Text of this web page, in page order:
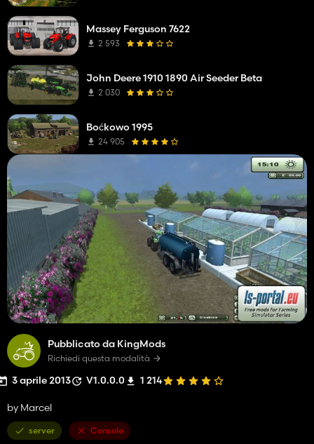
Pubblicato da KingMods
Richiedi questa modalità
3 aprile 2013 V1.0.0.0 1 214
by Marcel
server Console
Massey Ferguson 7622
2 593
John Deere 1910 1890 Air Seeder Beta
2 030
Boćkowo 1995
24 905